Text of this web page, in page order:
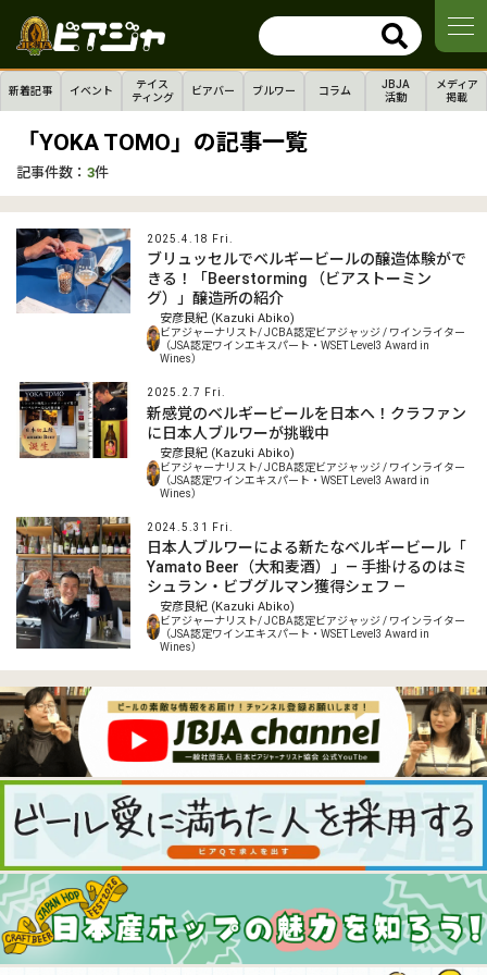
新着記事 イベント
テイス
ティング
ビアバー ブルワー コラム
JBJA
活動
メディア
掲載
「YOKA TOMO」の記事一覧
記事件数： 3件
2025.4.18 Fri.
ブリュッセルでベルギービールの醸造体験がで
きる！「Beerstorming （ビアストーミン
グ）」醸造所の紹介
安彦良紀 (Kazuki Abiko)
ビアジャーナリスト/ JCBA認定ビアジャッジ / ワインライター
（JSA認定ワインエキスパート・WSET Level3 Award in
Wines）
2025.2.7 Fri.
新感覚のベルギービールを日本へ！クラファン
に日本人ブルワーが挑戦中
安彦良紀 (Kazuki Abiko)
ビアジャーナリスト/ JCBA認定ビアジャッジ / ワインライター
（JSA認定ワインエキスパート・WSET Level3 Award in
Wines）
2024.5.31 Fri.
日本人ブルワーによる新たなベルギービール「
Yamato Beer（大和麦酒）」― 手掛けるのはミ
シュラン・ビブグルマン獲得シェフ ―
安彦良紀 (Kazuki Abiko)
ビアジャーナリスト/ JCBA認定ビアジャッジ / ワインライター
（JSA認定ワインエキスパート・WSET Level3 Award in
Wines）